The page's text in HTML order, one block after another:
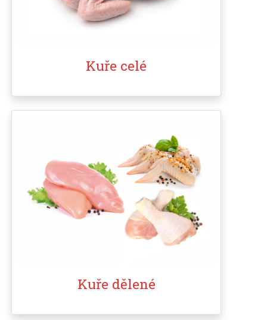
Kuře celé
Kuře dělené